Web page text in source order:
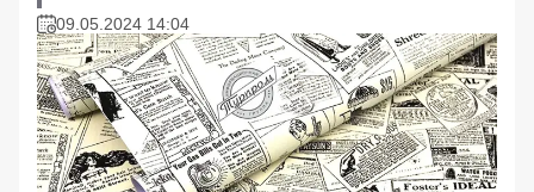
09.05.2024 14:04